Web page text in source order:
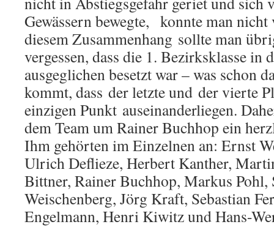
Gewässern bewegte, konnte man nicht
diesem Zusammenhang sollte man
vergessen, dass die 1. Bezirksklasse in
ausgeglichen besetzt war – was schon
kommt, dass der letzte und der vierte
einzigen Punkt auseinanderliegen.
dem Team um Rainer Buchhop ein
Ihm gehörten im Einzelnen an: Ernst
Ulrich Deflieze, Herbert Kanther,
Bittner, Rainer Buchhop, Markus
Weischenberg, Jörg Kraft, Sebastian
Engelmann, Henri Kiwitz und Hans-